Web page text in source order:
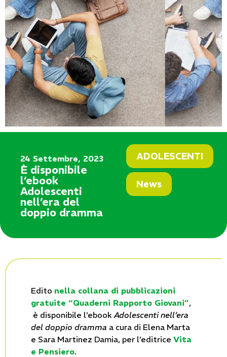
24 Settembre, 2023
È disponibile
l’ebook
Adolescenti
nell’era del
doppio dramma
ADOLESCENTI
News
Edito nella collana di pubblicazioni
gratuite “Quaderni Rapporto Giovani”,
è disponibile l’ebook Adolescenti nell’era
del doppio dramma a cura di Elena Marta
e Sara Martinez Damia, per l’editrice Vita
e Pensiero.